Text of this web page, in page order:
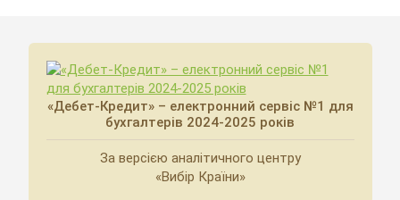
«Дебет-Кредит» – електронний сервіс №1 для
бухгалтерів 2024-2025 років
За версією аналітичного центру
«Вибір Країни»